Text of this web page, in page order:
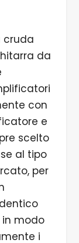
cruda
da
con
e
scelto
al tipo
per
in modo
i